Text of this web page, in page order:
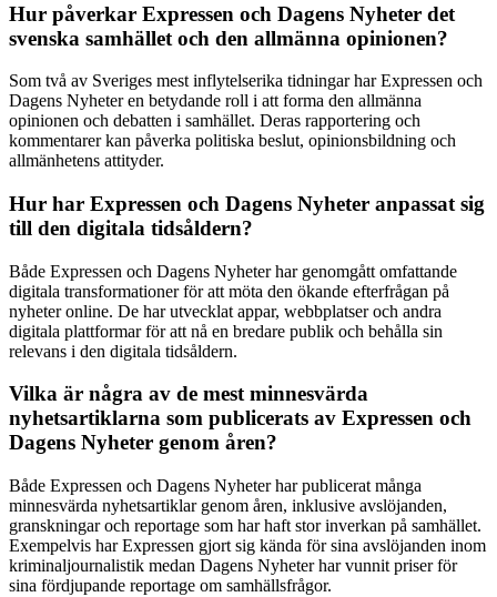
Hur påverkar Expressen och Dagens Nyheter det
svenska samhället och den allmänna opinionen?
Som två av Sveriges mest inflytelserika tidningar har Expressen och
Dagens Nyheter en betydande roll i att forma den allmänna
opinionen och debatten i samhället. Deras rapportering och
kommentarer kan påverka politiska beslut, opinionsbildning och
allmänhetens attityder.
Hur har Expressen och Dagens Nyheter anpassat sig
till den digitala tidsåldern?
Både Expressen och Dagens Nyheter har genomgått omfattande
digitala transformationer för att möta den ökande efterfrågan på
nyheter online. De har utvecklat appar, webbplatser och andra
digitala plattformar för att nå en bredare publik och behålla sin
relevans i den digitala tidsåldern.
Vilka är några av de mest minnesvärda
nyhetsartiklarna som publicerats av Expressen och
Dagens Nyheter genom åren?
Både Expressen och Dagens Nyheter har publicerat många
minnesvärda nyhetsartiklar genom åren, inklusive avslöjanden,
granskningar och reportage som har haft stor inverkan på samhället.
Exempelvis har Expressen gjort sig kända för sina avslöjanden inom
kriminaljournalistik medan Dagens Nyheter har vunnit priser för
sina fördjupande reportage om samhällsfrågor.